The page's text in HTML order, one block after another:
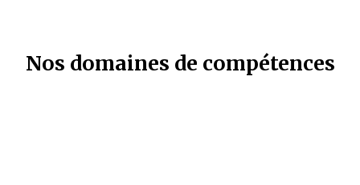
Nos domaines de compétences